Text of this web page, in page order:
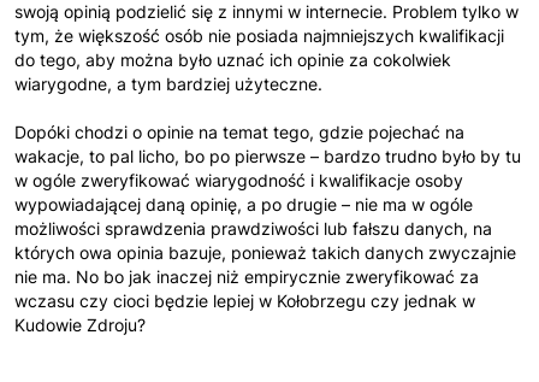
swoją opinią podzielić się z innymi w internecie. Problem tylko w
tym, że większość osób nie posiada najmniejszych kwalifikacji
do tego, aby można było uznać ich opinie za cokolwiek
wiarygodne, a tym bardziej użyteczne.
Dopóki chodzi o opinie na temat tego, gdzie pojechać na
wakacje, to pal licho, bo po pierwsze – bardzo trudno było by tu
w ogóle zweryfikować wiarygodność i kwalifikacje osoby
wypowiadającej daną opinię, a po drugie – nie ma w ogóle
możliwości sprawdzenia prawdziwości lub fałszu danych, na
których owa opinia bazuje, ponieważ takich danych zwyczajnie
nie ma. No bo jak inaczej niż empirycznie zweryfikować za
wczasu czy cioci będzie lepiej w Kołobrzegu czy jednak w
Kudowie Zdroju?